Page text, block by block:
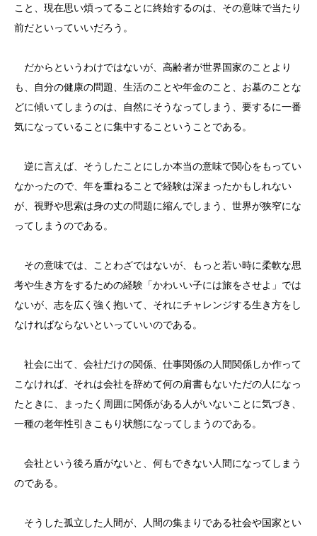
こと、現在思い煩ってることに終始するのは、その意味で当たり
前だといっていいだろう。
だからというわけではないが、高齢者が世界国家のことより
も、自分の健康の問題、生活のことや年金のこと、お墓のことな
どに傾いてしまうのは、自然にそうなってしまう、要するに一番
気になっていることに集中するこということである。
逆に言えば、そうしたことにしか本当の意味で関心をもってい
なかったので、年を重ねることで経験は深まったかもしれない
が、視野や思索は身の丈の問題に縮んでしまう、世界が狭窄にな
ってしまうのである。
その意味では、ことわざではないが、もっと若い時に柔軟な思
考や生き方をするための経験「かわいい子には旅をさせよ」では
ないが、志を広く強く抱いて、それにチャレンジする生き方をし
なければならないといっていいのである。
社会に出て、会社だけの関係、仕事関係の人間関係しか作って
こなければ、それは会社を辞めて何の肩書もないただの人になっ
たときに、まったく周囲に関係がある人がいないことに気づき、
一種の老年性引きこもり状態になってしまうのである。
会社という後ろ盾がないと、何もできない人間になってしまう
のである。
そうした孤立した人間が、人間の集まりである社会や国家とい